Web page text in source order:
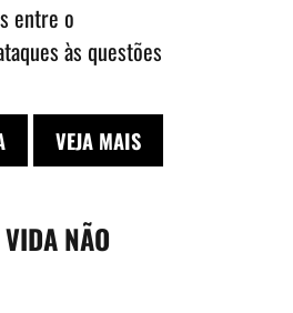
entre o
às questões
VEJA MAIS
NÃO